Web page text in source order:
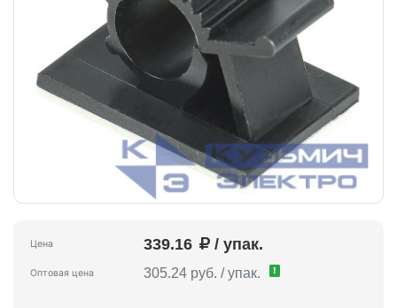
Цена 339.16 / упак.
Оптовая цена 305.24 руб. / упак. !